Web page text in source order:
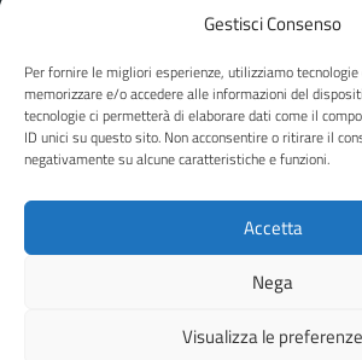
Gestisci Consenso
Per fornire le migliori esperienze, utilizziamo
memorizzare e/o accedere alle informazioni del
tecnologie ci permetterà di elaborare dati come il
ID unici su questo sito. Non acconsentire o ritirare il
negativamente su alcune caratteristiche e funzioni.
Accetta
Nega
Visualizza le preferenze
Obiettivi di accessibilità
Piano di miglioramento del sito
SEGUICI SU